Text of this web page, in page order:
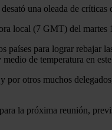
una oleada de
local (7 GMT) del
países para lograr
de temperatura en
otros muchos
la próxima reunión,